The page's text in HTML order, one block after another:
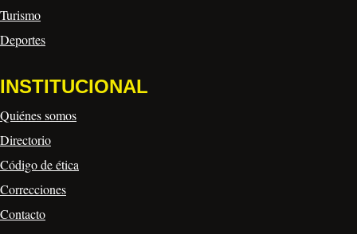
Turismo
Deportes
INSTITUCIONAL
Quiénes somos
Directorio
Código de ética
Correcciones
Contacto